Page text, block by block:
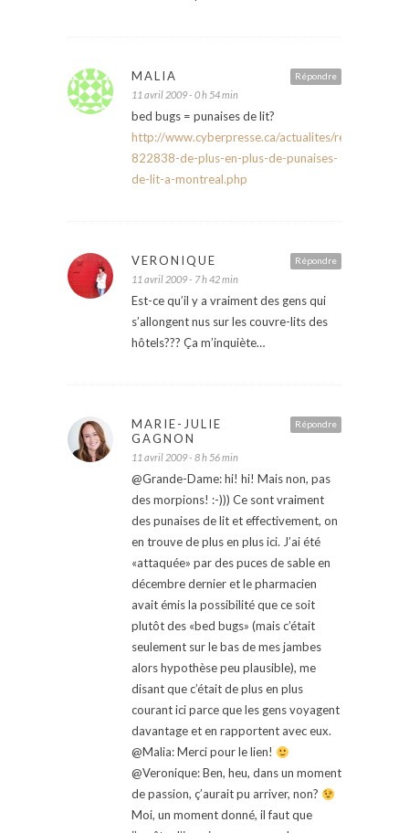
Répondre
MALIA
11 avril 2009 - 0 h 54 min
bed bugs = punaises de lit?
http://www.cyberpresse.ca/actualites/regional/
822838-de-plus-en-plus-de-punaises-
de-lit-a-montreal.php
Répondre
VERONIQUE
11 avril 2009 - 7 h 42 min
Est-ce qu’il y a vraiment des gens qui
s’allongent nus sur les couvre-lits des
hôtels??? Ça m’inquiète…
Répondre
MARIE-JULIE
GAGNON
11 avril 2009 - 8 h 56 min
@Grande-Dame: hi! hi! Mais non, pas
des morpions! :-))) Ce sont vraiment
des punaises de lit et effectivement, on
en trouve de plus en plus ici. J’ai été
«attaquée» par des puces de sable en
décembre dernier et le pharmacien
avait émis la possibilité que ce soit
plutôt des «bed bugs» (mais c’était
seulement sur le bas de mes jambes
alors hypothèse peu plausible), me
disant que c’était de plus en plus
courant ici parce que les gens voyagent
davantage et en rapportent avec eux.
@Malia: Merci pour le lien!
@Veronique: Ben, heu, dans un moment
de passion, ç’aurait pu arriver, non?
Moi, un moment donné, il faut que